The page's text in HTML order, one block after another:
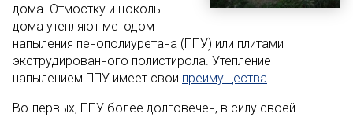
дома. Отмостку и цоколь
дома утепляют методом
напыления пенополиуретана (ППУ) или плитами
экструдированного полистирола. Утепление
напылением ППУ имеет свои преимущества.
Во-первых, ППУ более долговечен, в силу своей